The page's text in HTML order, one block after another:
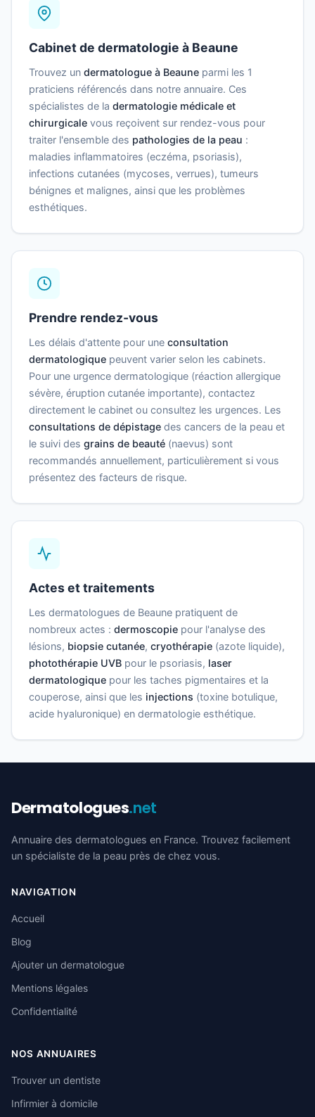
Cabinet de dermatologie à Beaune
Trouvez un dermatologue à Beaune parmi les 1
praticiens référencés dans notre annuaire. Ces
spécialistes de la dermatologie médicale et
chirurgicale vous reçoivent sur rendez-vous pour
traiter l'ensemble des pathologies de la peau :
maladies inflammatoires (eczéma, psoriasis),
infections cutanées (mycoses, verrues), tumeurs
bénignes et malignes, ainsi que les problèmes
esthétiques.
Prendre rendez-vous
Les délais d'attente pour une consultation
dermatologique peuvent varier selon les cabinets.
Pour une urgence dermatologique (réaction allergique
sévère, éruption cutanée importante), contactez
directement le cabinet ou consultez les urgences. Les
consultations de dépistage des cancers de la peau et
le suivi des grains de beauté (naevus) sont
recommandés annuellement, particulièrement si vous
présentez des facteurs de risque.
Actes et traitements
Les dermatologues de Beaune pratiquent de
nombreux actes : dermoscopie pour l'analyse des
lésions, biopsie cutanée, cryothérapie (azote liquide),
photothérapie UVB pour le psoriasis, laser
dermatologique pour les taches pigmentaires et la
couperose, ainsi que les injections (toxine botulique,
acide hyaluronique) en dermatologie esthétique.
Dermatologues.net
Annuaire des dermatologues en France. Trouvez facilement
un spécialiste de la peau près de chez vous.
NAVIGATION
Accueil
Blog
Ajouter un dermatologue
Mentions légales
Confidentialité
NOS ANNUAIRES
Trouver un dentiste
Infirmier à domicile